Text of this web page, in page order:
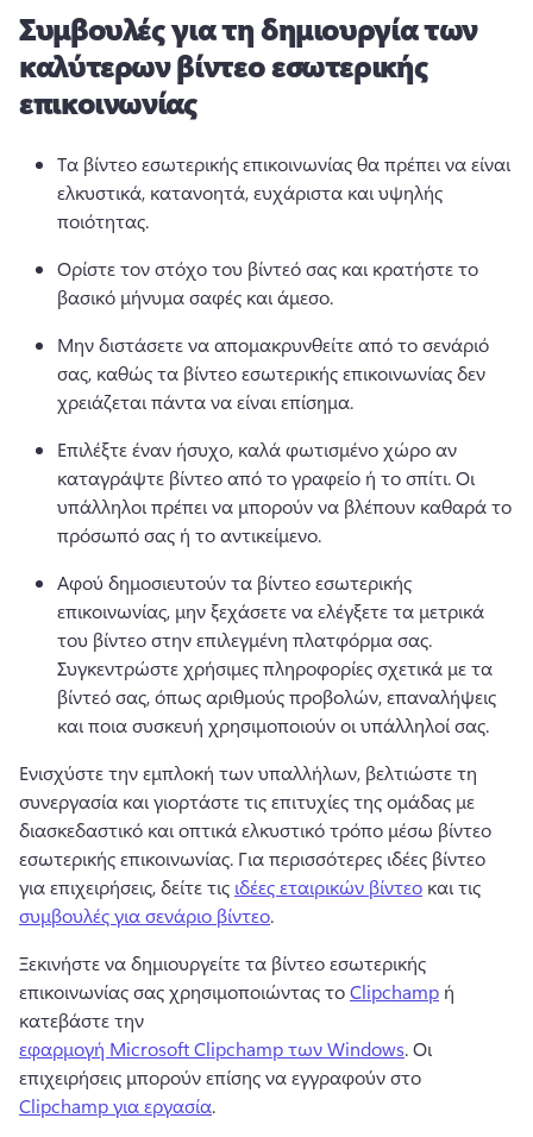
Συμβουλές για τη δημιουργία των
καλύτερων βίντεο εσωτερικής
επικοινωνίας
Τα βίντεο εσωτερικής επικοινωνίας θα πρέπει να είναι
ελκυστικά, κατανοητά, ευχάριστα και υψηλής
ποιότητας.
Ορίστε τον στόχο του βίντεό σας και κρατήστε το
βασικό μήνυμα σαφές και άμεσο.
Μην διστάσετε να απομακρυνθείτε από το σενάριό
σας, καθώς τα βίντεο εσωτερικής επικοινωνίας δεν
χρειάζεται πάντα να είναι επίσημα.
Επιλέξτε έναν ήσυχο, καλά φωτισμένο χώρο αν
καταγράψτε βίντεο από το γραφείο ή το σπίτι. Οι
υπάλληλοι πρέπει να μπορούν να βλέπουν καθαρά το
πρόσωπό σας ή το αντικείμενο.
Αφού δημοσιευτούν τα βίντεο εσωτερικής
επικοινωνίας, μην ξεχάσετε να ελέγξετε τα μετρικά
Συγκεντρώστε χρήσιμες πληροφορίες σχετικά με τα
βίντεό σας, όπως αριθμούς προβολών, επαναλήψεις
και ποια συσκευή χρησιμοποιούν οι υπάλληλοί σας.
Ενισχύστε την εμπλοκή των υπαλλήλων, βελτιώστε τη
συνεργασία και γιορτάστε τις επιτυχίες της ομάδας με
διασκεδαστικό και οπτικά ελκυστικό τρόπο μέσω βίντεο
εσωτερικής επικοινωνίας. Για περισσότερες ιδέες βίντεο
για επιχειρήσεις, δείτε τις ιδέες εταιρικών βίντεο και τις
συμβουλές για σενάριο βίντεο.
Ξεκινήστε να δημιουργείτε τα βίντεο εσωτερικής
επικοινωνίας σας χρησιμοποιώντας το Clipchamp ή
κατεβάστε την
εφαρμογή Microsoft Clipchamp των Windows. Οι
επιχειρήσεις μπορούν επίσης να εγγραφούν στο
Clipchamp για εργασία.